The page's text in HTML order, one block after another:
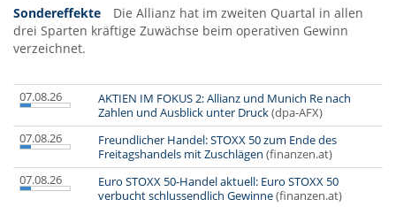
Sondereffekte
Die Allianz hat im zweiten Quartal in allen
drei Sparten kräftige Zuwächse beim operativen Gewinn
verzeichnet.
07.08.26
AKTIEN IM FOKUS 2: Allianz und Munich Re nach
Zahlen und Ausblick unter Druck(dpa-AFX)
07.08.26
Freundlicher Handel: STOXX 50 zum Ende des
Freitagshandels mit Zuschlägen (finanzen.at)
07.08.26
Euro STOXX 50-Handel aktuell: Euro STOXX 50
verbucht schlussendlich Gewinne(finanzen.at)